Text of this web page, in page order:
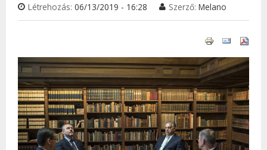
Létrehozás: 06/13/2019 - 16:28 Szerző: Melano